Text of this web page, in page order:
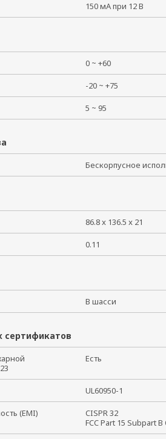
150 мА при 12 В
0 ~ +60
-20 ~ +75
5 ~ 95
Бескорпусное
86.8 x 136.5 x 21
0.11
В шасси
Есть
UL60950-1
(EMI)
CISPR 32
FCC Part 15 Subpart